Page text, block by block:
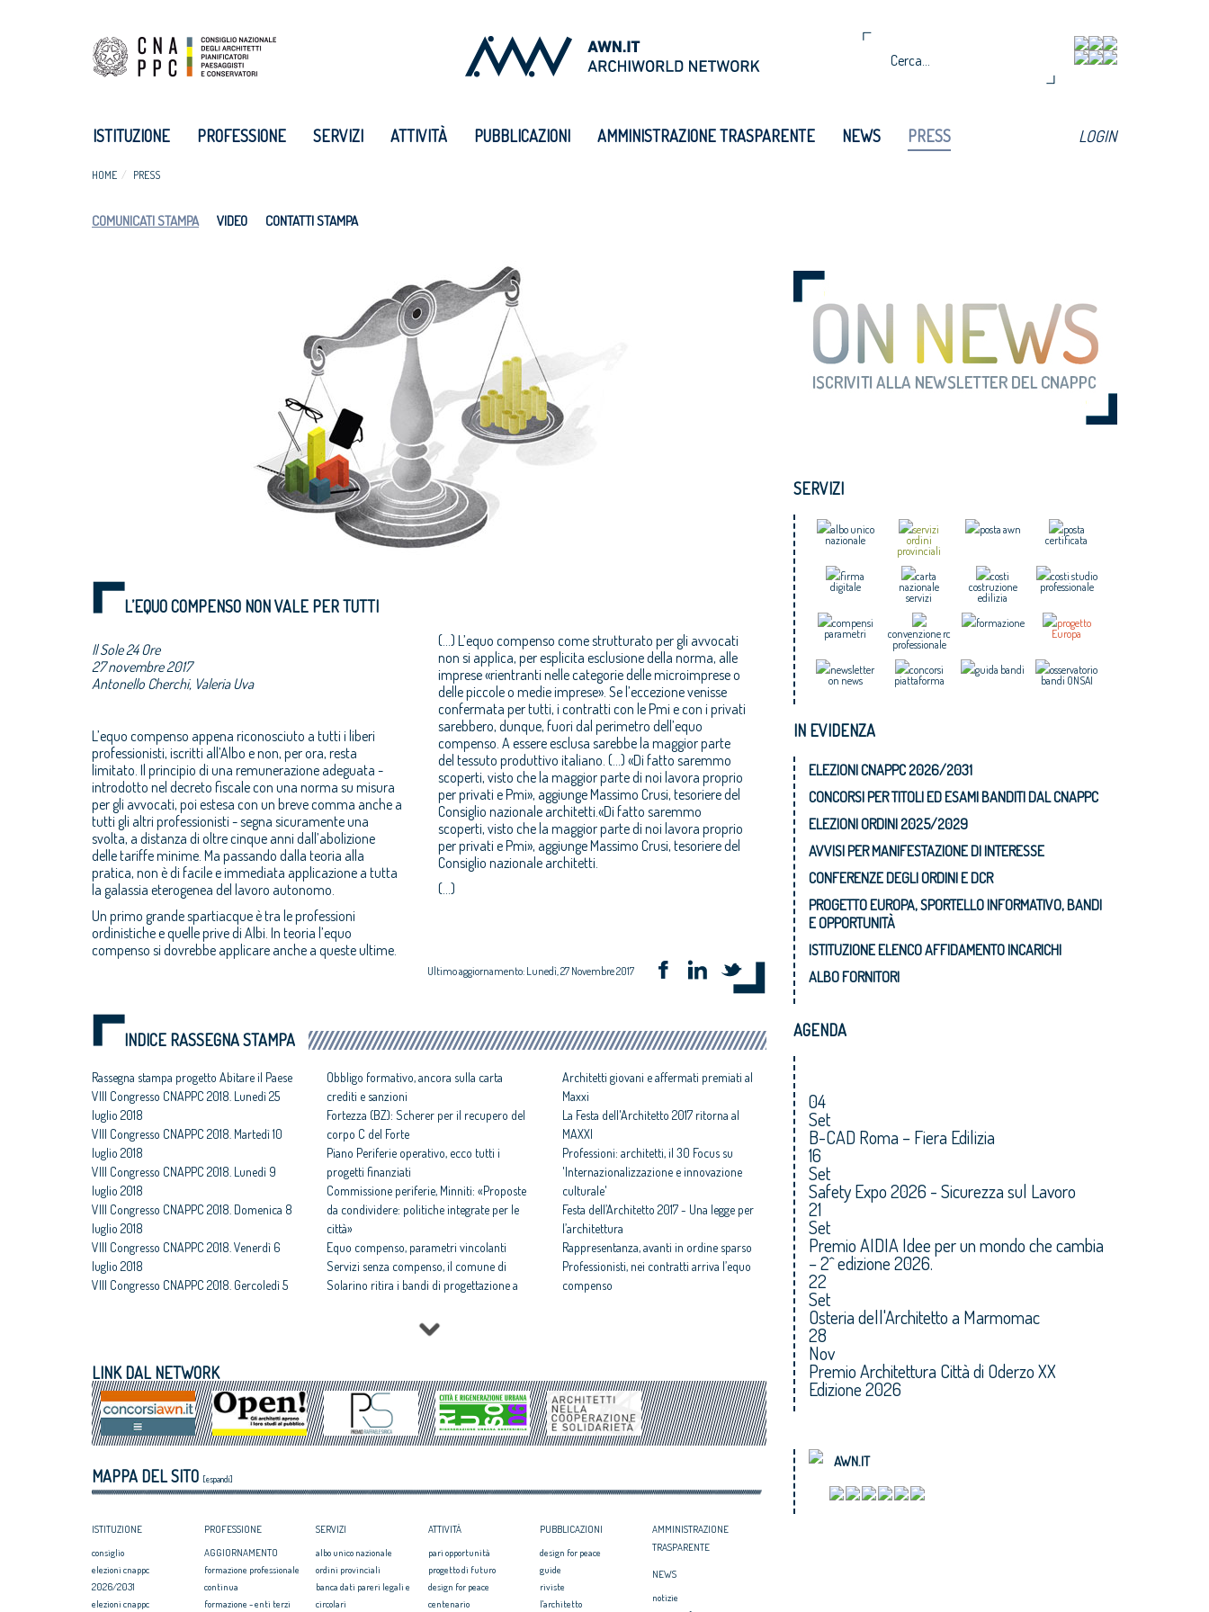
ISTITUZIONE PROFESSIONE SERVIZI ATTIVITÀ PUBBLICAZIONI AMMINISTRAZIONE TRASPARENTE NEWS PRESS LOGIN
HOME PRESS
COMUNICATI STAMPA VIDEO CONTATTI STAMPA
L’EQUO COMPENSO NON VALE PER TUTTI
Il Sole 24 Ore
27 novembre 2017
Antonello Cherchi, Valeria Uva
L’equo compenso appena riconosciuto a tutti i liberi
professionisti, iscritti all’Albo e non, per ora, resta
limitato. Il principio di una remunerazione adeguata -
introdotto nel decreto fiscale con una norma su misura
per gli avvocati, poi estesa con un breve comma anche a
tutti gli altri professionisti - segna sicuramente una
svolta, a distanza di oltre cinque anni dall’abolizione
delle tariffe minime. Ma passando dalla teoria alla
pratica, non è di facile e immediata applicazione a tutta
la galassia eterogenea del lavoro autonomo.
Un primo grande spartiacque è tra le professioni
ordinistiche e quelle prive di Albi. In teoria l’equo
compenso si dovrebbe applicare anche a queste ultime.
(...) L’equo compenso come strutturato per gli avvocati
non si applica, per esplicita esclusione della norma, alle
imprese «rientranti nelle categorie delle microimprese o
delle piccole o medie imprese». Se l’eccezione venisse
confermata per tutti, i contratti con le Pmi e con i privati
sarebbero, dunque, fuori dal perimetro dell’equo
compenso. A essere esclusa sarebbe la maggior parte
del tessuto produttivo italiano. (...) «Di fatto saremmo
scoperti, visto che la maggior parte di noi lavora proprio
per privati e Pmi», aggiunge Massimo Crusi, tesoriere del
Consiglio nazionale architetti.«Di fatto saremmo
scoperti, visto che la maggior parte di noi lavora proprio
per privati e Pmi», aggiunge Massimo Crusi, tesoriere del
Consiglio nazionale architetti.
(...)
Ultimo aggiornamento: Lunedì, 27 Novembre 2017
INDICE RASSEGNA STAMPA
Rassegna stampa progetto Abitare il Paese
VIII Congresso CNAPPC 2018. Lunedì 25
luglio 2018
VIII Congresso CNAPPC 2018. Martedì 10
luglio 2018
VIII Congresso CNAPPC 2018. Lunedì 9
luglio 2018
VIII Congresso CNAPPC 2018. Domenica 8
luglio 2018
VIII Congresso CNAPPC 2018. Venerdì 6
luglio 2018
VIII Congresso CNAPPC 2018. Gercoledì 5
luglio 2018
VIII Congresso CNAPPC 2018. Domenica 1
luglio 2018
Obbligo formativo, ancora sulla carta
crediti e sanzioni
Fortezza (BZ): Scherer per il recupero del
corpo C del Forte
Piano Periferie operativo, ecco tutti i
progetti finanziati
Commissione periferie, Minniti: «Proposte
da condividere: politiche integrate per le
città»
Equo compenso, parametri vincolanti
Servizi senza compenso, il comune di
Solarino ritira i bandi di progettazione a
All'architettura rispettosa dello studio
caravatti_caravatti il Premio architetto
Assegnati premi Architetto italiano e
Giovane talento 2017
Equo compenso, il CNAPPC ricorre alla
Corte Europea dei Diritti dell’Uomo
Architetti giovani e affermati premiati al
Maxxi
La Festa dell'Architetto 2017 ritorna al
MAXXI
Professioni: architetti, il 30 Focus su
'Internazionalizzazione e innovazione
culturale'
Festa dell’Architetto 2017 - Una legge per
l’architettura
Rappresentanza, avanti in ordine sparso
Professionisti, nei contratti arriva l’equo
compenso
Architetti: 'Comune e Consiglio di Stato,
svilito interesse pubblico'
Periferie, tutti i vincitori del concorso Cna-
Mibact per riqualificare 10 aree urbane
LINK DAL NETWORK
MAPPA DEL SITO [espandi]
ISTITUZIONE
consiglio
elezioni cnappc
2026/2031
elezioni cnappc
PROFESSIONE
AGGIORNAMENTO
formazione professionale
continua
formazione - enti terzi
SERVIZI
albo unico nazionale
ordini provinciali
banca dati pareri legali e
circolari
ATTIVITÀ
pari opportunità
progetto di futuro
design for peace
centenario
PUBBLICAZIONI
design for peace
guide
riviste
l'architetto
AMMINISTRAZIONE
TRASPARENTE
NEWS
notizie
SERVIZI
albo unico
nazionale
servizi
ordini
provinciali
posta awn
posta
certificata
firma
digitale
carta
nazionale
servizi
costi
costruzione
edilizia
costi studio
professionale
compensi
parametri
convenzione rc
professionale
formazione
progetto
Europa
newsletter
on news
concorsi
piattaforma
guida bandi
osservatorio
bandi ONSAI
IN EVIDENZA
ELEZIONI CNAPPC 2026/2031
CONCORSI PER TITOLI ED ESAMI BANDITI DAL CNAPPC
ELEZIONI ORDINI 2025/2029
AVVISI PER MANIFESTAZIONE DI INTERESSE
CONFERENZE DEGLI ORDINI E DCR
PROGETTO EUROPA, SPORTELLO INFORMATIVO, BANDI
E OPPORTUNITÀ
ISTITUZIONE ELENCO AFFIDAMENTO INCARICHI
ALBO FORNITORI
AGENDA
04
Set
B-CAD Roma – Fiera Edilizia
16
Set
Safety Expo 2026 - Sicurezza sul Lavoro
21
Set
Premio AIDIA Idee per un mondo che cambia
– 2^ edizione 2026.
22
Set
Osteria dell'Architetto a Marmomac
28
Nov
Premio Architettura Città di Oderzo XX
Edizione 2026
AWN.IT